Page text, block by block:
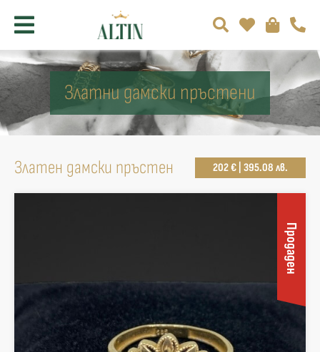
Златни дамски пръстени
Златен дамски пръстен 202 € | 395.08 лв.
Продаден